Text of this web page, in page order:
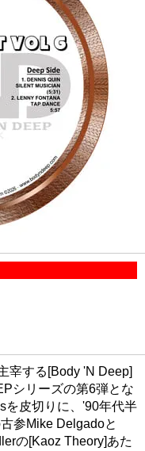
宰する[Body 'N Deep]
シリーズの第6弾とな
を皮切りに、'90年代半
参Mike Delgadoと
の[Kaoz Theory]あた